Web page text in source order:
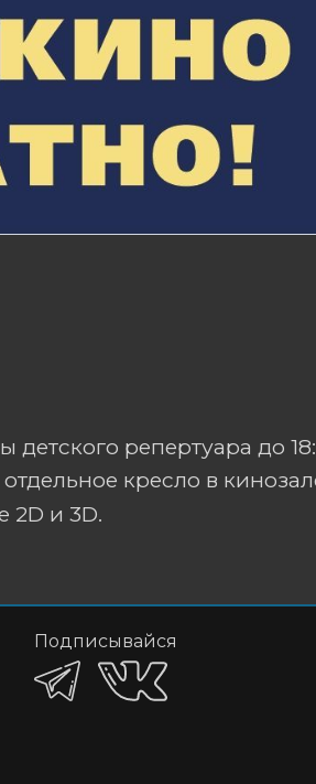
репертуара до
кресло в
2D и 3D.
Подписывайся